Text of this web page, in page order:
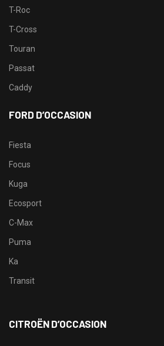
T-Roc
T-Cross
Touran
Passat
Caddy
FORD D’OCCASION
Fiesta
Focus
Kuga
Ecosport
C-Max
Puma
Ka
Transit
CITROËN D’OCCASION